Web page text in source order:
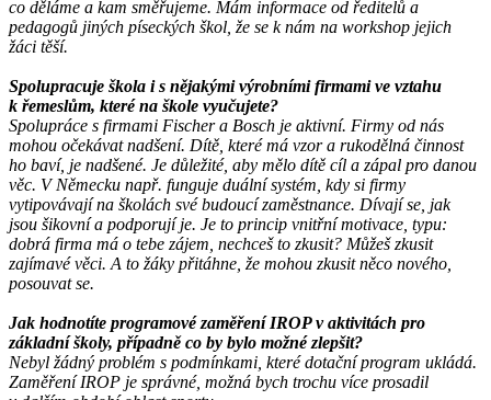
co děláme a kam směřujeme. Mám informace od ředitelů a
pedagogů jiných píseckých škol, že se k nám na workshop jejich
žáci těší.
Spolupracuje škola i s nějakými výrobními firmami ve vztahu
k řemeslům, které na škole vyučujete?
Spolupráce s firmami Fischer a Bosch je aktivní. Firmy od nás
mohou očekávat nadšení. Dítě, které má vzor a rukodělná činnost
ho baví, je nadšené. Je důležité, aby mělo dítě cíl a zápal pro danou
věc. V Německu např. funguje duální systém, kdy si firmy
vytipovávají na školách své budoucí zaměstnance. Dívají se, jak
jsou šikovní a podporují je. Je to princip vnitřní motivace, typu:
dobrá firma má o tebe zájem, nechceš to zkusit? Můžeš zkusit
zajímavé věci. A to žáky přitáhne, že mohou zkusit něco nového,
posouvat se.
Jak hodnotíte programové zaměření IROP v aktivitách pro
základní školy, případně co by bylo možné zlepšit?
Nebyl žádný problém s podmínkami, které dotační program ukládá.
Zaměření IROP je správné, možná bych trochu více prosadil